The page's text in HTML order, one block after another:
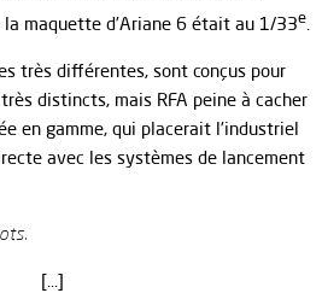
la maquette d’Ariane 6 était au 1/33e
très différentes, sont conçus pour
distincts, mais RFA peine à cacher
en gamme, qui placerait l’industriel
avec les systèmes de lancement
[…]